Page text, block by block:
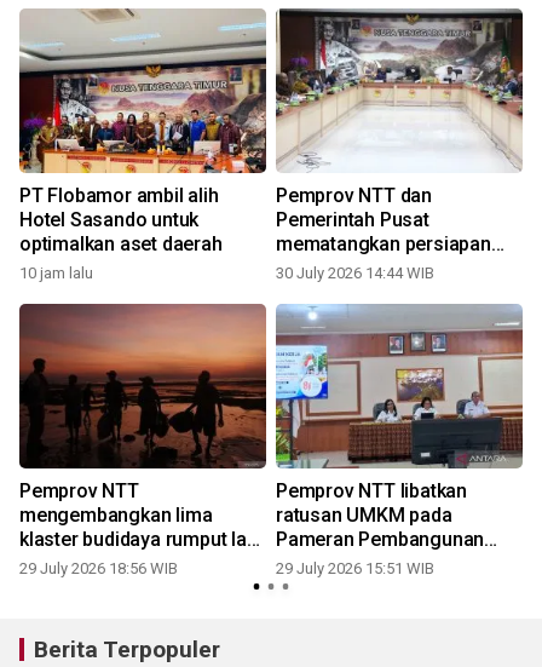
PT Flobamor ambil alih
Hotel Sasando untuk
optimalkan aset daerah
10 jam lalu
Pemprov NTT dan
Pemerintah Pusat
mematangkan persiapan
PON 2028
30 July 2026 14:44 WIB
Pemprov NTT
mengembangkan lima
klaster budidaya rumput laut
terintegrasi
29 July 2026 18:56 WIB
Pemprov NTT libatkan
ratusan UMKM pada
Pameran Pembangunan
2026
29 July 2026 15:51 WIB
Berita Terpopuler